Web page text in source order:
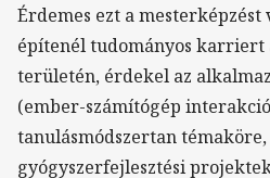
Érdemes ezt a mesterképzést
építenél tudományos
területén, érdekel az
(ember-számítógép
tanulásmódszertan
gyógyszerfejlesztési